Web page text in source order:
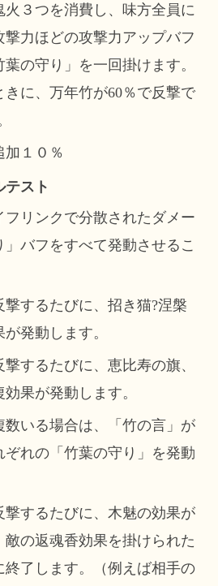
火３つを消費し、味方全員に
力ほどの攻撃力アップバフ
の守り」を一回掛けます。
きに、万年竹が60％で反撃で
加１０％
テスト
リンクで分散されたダメー
バフをすべて発動させるこ
するたびに、招き猫?涅槃
発動します。
るたびに、恵比寿の旗、
果が発動します。
いる場合は、「竹の言」が
れの「竹葉の守り」を発動
するたびに、木魅の効果が
の返魂香効果を掛けられた
了します。（例えば相手の